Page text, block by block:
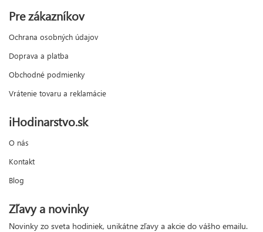
Pre zákazníkov
Ochrana osobných údajov
Doprava a platba
Obchodné podmienky
Vrátenie tovaru a reklamácie
iHodinarstvo.sk
O nás
Kontakt
Blog
Zľavy a novinky
Novinky zo sveta hodiniek, unikátne zľavy a akcie do vášho emailu.